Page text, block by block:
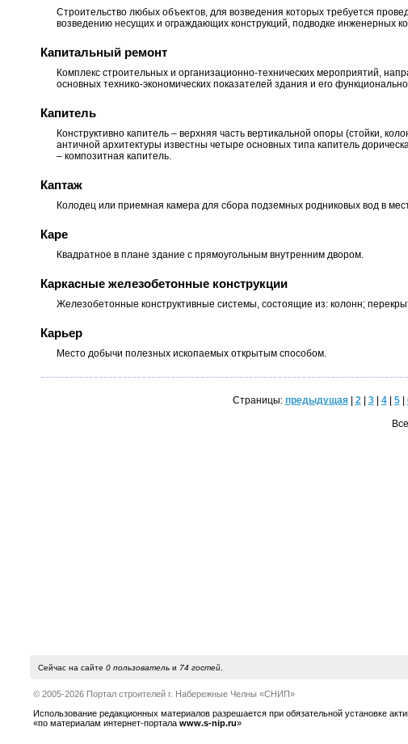
Строительство любых объектов, для возведения которых требуется
возведению несущих и ограждающих конструкций, подводке инженерных
Капитальный ремонт
Комплекс строительных и организационно-технических мероприятий,
основных технико-экономических показателей здания и его
Капитель
Конструктивно капитель – верхняя часть вертикальной опоры (стойки,
античной архитектуры известны четыре основных типа капитель
– композитная капитель.
Каптаж
Колодец или приемная камера для сбора подземных родниковых вод в
Каре
Квадратное в плане здание с прямоугольным внутренним двором.
Каркасные железобетонные конструкции
Железобетонные конструктивные системы, состоящие из: колонн;
Карьер
Место добычи полезных ископаемых открытым способом.
Страницы: предыдущая| 2| 3| 4| 5|
Сейчас на сайте 0 пользовательи 74 гостей.
© 2005-2026 Портал строителей г. Набережные Челны «СНИП»
Использование редакционных материалов разрешается при обязательной установке
«по материалам интернет-портала www.s-nip.ru»